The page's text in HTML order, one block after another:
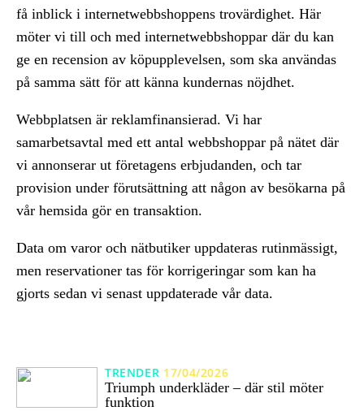
få inblick i internetwebbshoppens trovärdighet. Här
möter vi till och med internetwebbshoppar där du kan
ge en recension av köpupplevelsen, som ska användas
på samma sätt för att känna kundernas nöjdhet.
Webbplatsen är reklamfinansierad. Vi har
samarbetsavtal med ett antal webbshoppar på nätet där
vi annonserar ut företagens erbjudanden, och tar
provision under förutsättning att någon av besökarna på
vår hemsida gör en transaktion.
Data om varor och nätbutiker uppdateras rutinmässigt,
men reservationer tas för korrigeringar som kan ha
gjorts sedan vi senast uppdaterade vår data.
TRENDER 17/04/2026
Triumph underkläder – där stil möter
funktion